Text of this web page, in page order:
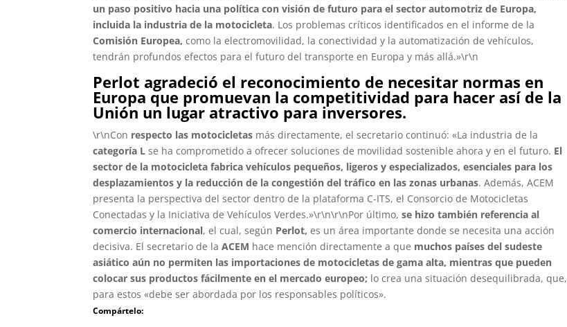
un paso positivo hacia una política con visión de futuro para el sector automotriz de Europa,
incluida la industria de la motocicleta. Los problemas críticos identificados en el informe de la
Comisión Europea, como la electromovilidad, la conectividad y la automatización de vehículos,
tendrán profundos efectos para el futuro del transporte en Europa y más allá.»\r\n
Perlot agradeció el reconocimiento de necesitar normas en
Europa que promuevan la competitividad para hacer así de la
Unión un lugar atractivo para inversores.
\r\nCon respecto las motocicletas más directamente, el secretario continuó: «La industria de la
categoría L se ha comprometido a ofrecer soluciones de movilidad sostenible ahora y en el futuro. El
sector de la motocicleta fabrica vehículos pequeños, ligeros y especializados, esenciales para los
desplazamientos y la reducción de la congestión del tráfico en las zonas urbanas. Además, ACEM
presenta la perspectiva del sector dentro de la plataforma C-ITS, el Consorcio de Motocicletas
Conectadas y la Iniciativa de Vehículos Verdes.»\r\n\r\nPor último,se hizo también referencia al
comercio internacional, el cual, según Perlot, es un área importante donde se necesita una acción
decisiva. El secretario de laACEM hace mención directamente a que muchos países del sudeste
asiático aún no permiten las importaciones de motocicletas de gama alta, mientras que pueden
colocar sus productos fácilmente en el mercado europeo; lo crea una situación desequilibrada, que,
para estos «debe ser abordada por los responsables políticos».
Compártelo: